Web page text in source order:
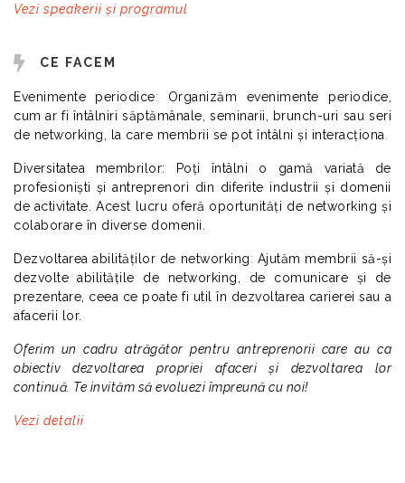
Vezi speakerii și programul
CE FACEM
Evenimente periodice: Organizăm evenimente periodice,
cum ar fi întâlniri săptămânale, seminarii, brunch-uri sau seri
de networking, la care membrii se pot întâlni și interacționa
Diversitatea membrilor: Poți întâlni o gamă variată de
profesioniști și antreprenori din diferite industrii și domenii
de activitate. Acest lucru oferă oportunități de networking și
colaborare în diverse domenii.
Dezvoltarea abilităților de networking: Ajutăm membrii să-și
dezvolte abilitățile de networking, de comunicare și de
prezentare, ceea ce poate fi util în dezvoltarea carierei sau a
afacerii lor.
Oferim un cadru atrăgător pentru antreprenorii care au ca
obiectiv dezvoltarea propriei afaceri și dezvoltarea lor
continuă. Te invităm să evoluezi împreună cu noi!
Vezi detalii